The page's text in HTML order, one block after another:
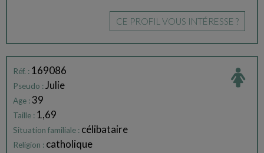
CE PROFIL VOUS INTÉRESSE ?
Réf. : 169086
Pseudo : Julie
Age :39
Taille : 1,69
Situation familiale : célibataire
Religion : catholique